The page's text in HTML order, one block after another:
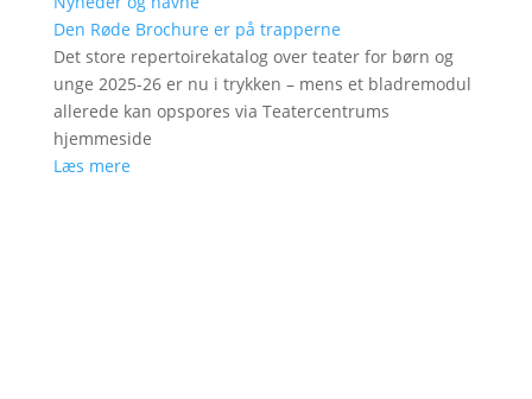
Den Røde Brochure er på trapperne
Det store repertoirekatalog over teater for børn og
unge 2025-26 er nu i trykken – mens et bladremodul
allerede kan opspores via Teatercentrums
hjemmeside
Læs mere